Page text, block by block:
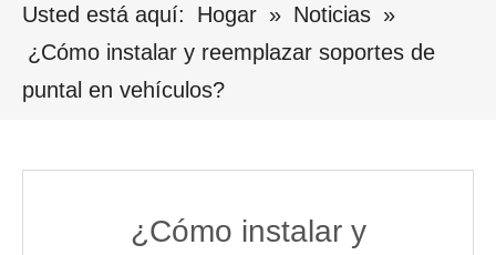
Usted está aquí: Hogar » Noticias »
¿Cómo instalar y reemplazar soportes de
puntal en vehículos?
¿Cómo instalar y